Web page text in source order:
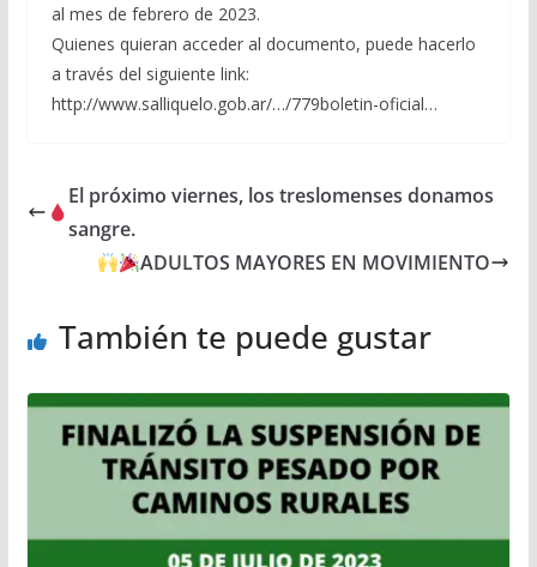
al mes de febrero de 2023.
Quienes quieran acceder al documento, puede hacerlo
a través del siguiente link:
http://www.salliquelo.gob.ar/…/779boletin-oficial…
El próximo viernes, los treslomenses donamos
sangre.
ADULTOS MAYORES EN MOVIMIENTO
También te puede gustar